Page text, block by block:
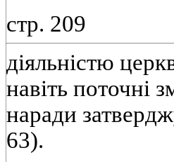
стр. 209
діяльністю
навіть поточні
наради
63).